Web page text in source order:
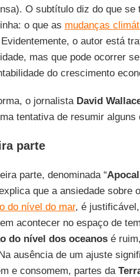
O subtítulo diz do que se
o que as mudanças
Evidentemente, o autor está
mas que pode ocorrer
do crescimento
o jornalista David
tentativa de resumir
parte
parte, denominada “
que a ansiedade sobre
do nível do mar, é
acontecer no espaço de
do nível dos oceanosé
ausência de um ajuste
e consomem, partes da